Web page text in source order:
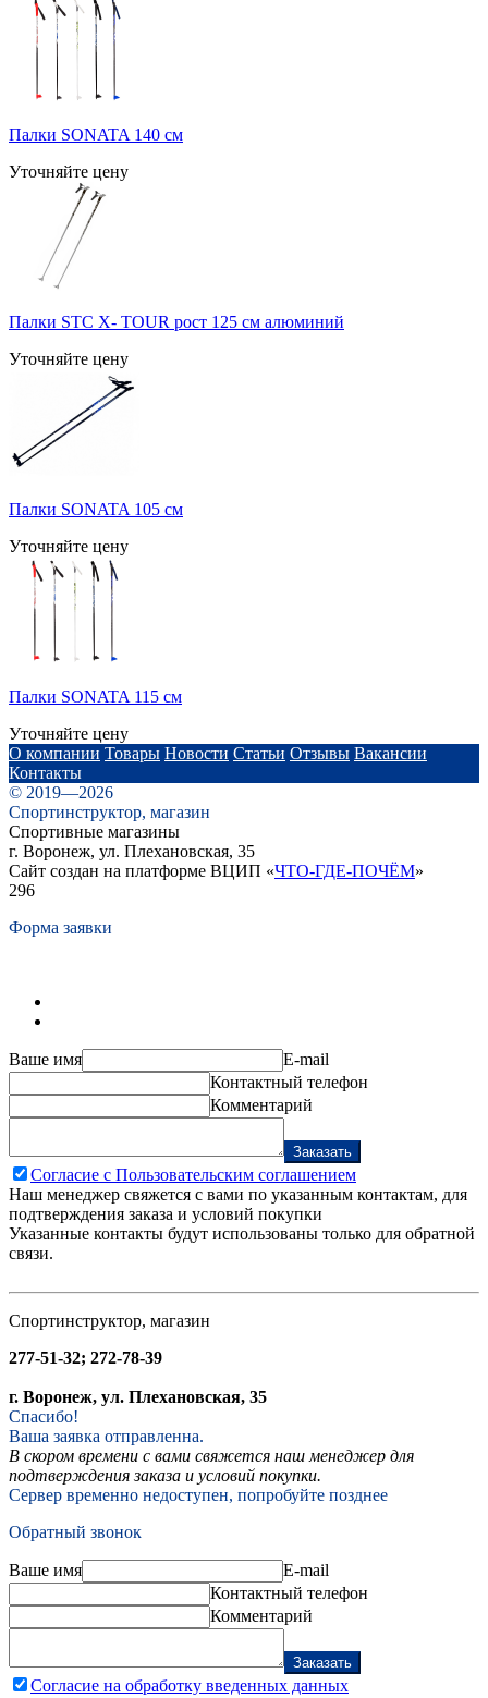
Палки SONATA 140 см
Уточняйте цену
Палки STC X- TOUR рост 125 см алюминий
Уточняйте цену
Палки SONATA 105 см
Уточняйте цену
Палки SONATA 115 см
Уточняйте цену
О компании Товары Новости Статьи Отзывы Вакансии
Контакты
© 2019—2026
Спортинструктор, магазин
Спортивные магазины
г. Воронеж, ул. Плехановская, 35
Сайт создан на платформе ВЦИП «ЧТО-ГДЕ-ПОЧЁМ»
296
Форма заявки
Ваше имя
E-mail
Контактный телефон
Комментарий
Заказать
Согласие с Пользовательским соглашением
Наш менеджер свяжется с вами по указанным контактам, для
подтверждения заказа и условий покупки
Указанные контакты будут использованы только для обратной
связи.
Спортинструктор, магазин
277-51-32; 272-78-39
г. Воронеж, ул. Плехановская, 35
Спасибо!
Ваша заявка отправленна.
В скором времени с вами свяжется наш менеджер для
подтверждения заказа и условий покупки.
Сервер временно недоступен, попробуйте позднее
Обратный звонок
Ваше имя
E-mail
Контактный телефон
Комментарий
Заказать
Согласие на обработку введенных данных